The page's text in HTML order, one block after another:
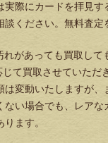
実際にカードを拝見す
ください。無料査定
があっても買取して
て買取させていただ
は変動いたしますが、
ない場合でも、レアな
ます。